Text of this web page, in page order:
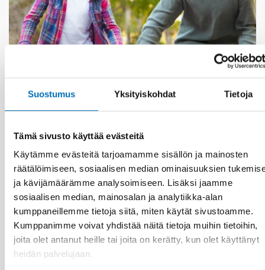
Suostumus Yksityiskohdat Tietoja
Tämä sivusto käyttää evästeitä
Käytämme evästeitä tarjoamamme sisällön ja mainosten
räätälöimiseen, sosiaalisen median ominaisuuksien
ja kävijämäärämme analysoimiseen. Lisäksi jaamme
sosiaalisen median, mainosalan ja analytiikka-alan
kumppaneillemme tietoja siitä, miten käytät sivustoamme.
Kumppanimme voivat yhdistää näitä tietoja muihin tietoihin,
joita olet antanut heille tai joita on kerätty, kun olet käyttänyt
heidän palvelujaan.
Nordic project on health economics – how can
we calculate the cost of public health?